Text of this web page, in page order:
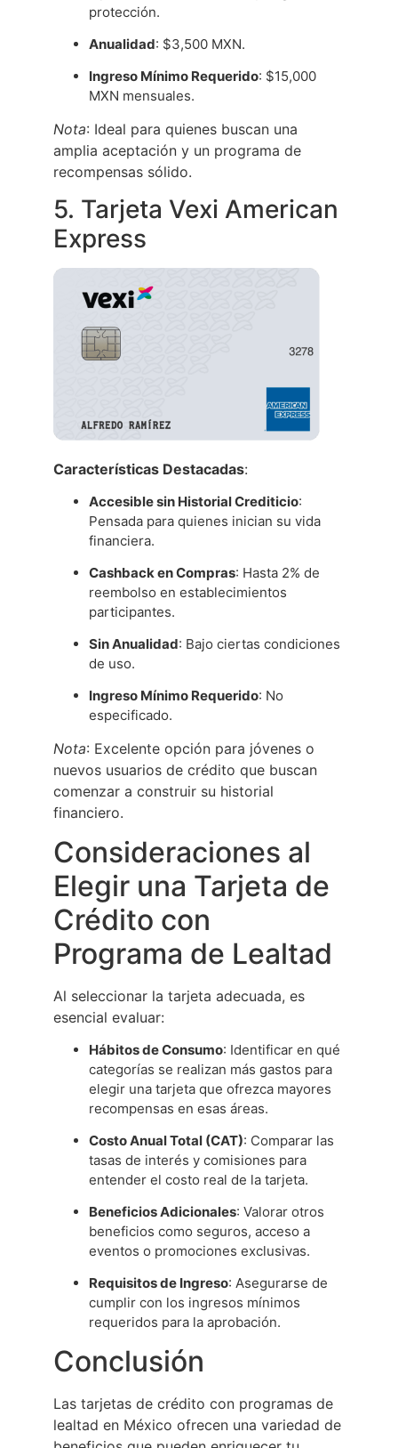
protección.
Anualidad: $3,500 MXN.
Ingreso Mínimo Requerido: $15,000
MXN mensuales.
Nota: Ideal para quienes buscan una
amplia aceptación y un programa de
recompensas sólido.
5. Tarjeta Vexi American
Express
Características Destacadas:
Accesible sin Historial Crediticio:
Pensada para quienes inician su vida
financiera.
Cashback en Compras: Hasta 2% de
reembolso en establecimientos
participantes.
Sin Anualidad: Bajo ciertas condiciones
de uso.
Ingreso Mínimo Requerido: No
especificado.
Nota: Excelente opción para jóvenes o
nuevos usuarios de crédito que buscan
comenzar a construir su historial
financiero.
Consideraciones al
Elegir una Tarjeta de
Crédito con
Programa de Lealtad
Al seleccionar la tarjeta adecuada, es
esencial evaluar:
Hábitos de Consumo: Identificar en qué
categorías se realizan más gastos para
elegir una tarjeta que ofrezca mayores
recompensas en esas áreas.
Costo Anual Total (CAT): Comparar las
tasas de interés y comisiones para
entender el costo real de la tarjeta.
Beneficios Adicionales: Valorar otros
beneficios como seguros, acceso a
eventos o promociones exclusivas.
Requisitos de Ingreso: Asegurarse de
cumplir con los ingresos mínimos
requeridos para la aprobación.
Conclusión
Las tarjetas de crédito con programas de
lealtad en México ofrecen una variedad de